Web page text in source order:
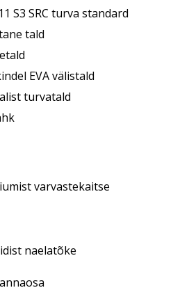
S3 SRC turva standard
tald
EVA välistald
turvatald
varvastekaitse
naelatõke